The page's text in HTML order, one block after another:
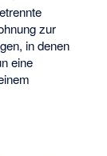
zur
in denen
eine